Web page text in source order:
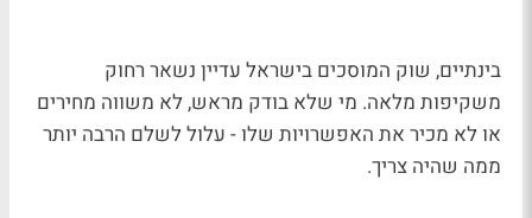
בינתיים, שוק המוסכים בישראל עדיין נשאר רחוק
משקיפות מלאה. מי שלא בודק מראש, לא משווה מחירים
או לא מכיר את האפשרויות שלו - עלול לשלם הרבה יותר
ממה שהיה צריך.